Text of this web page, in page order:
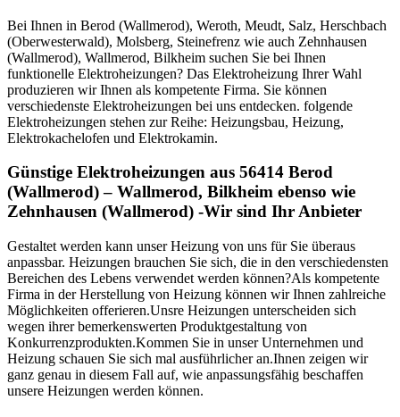
Bei Ihnen in Berod (Wallmerod), Weroth, Meudt, Salz, Herschbach
(Oberwesterwald), Molsberg, Steinefrenz wie auch Zehnhausen
(Wallmerod), Wallmerod, Bilkheim suchen Sie bei Ihnen
funktionelle Elektroheizungen? Das Elektroheizung Ihrer Wahl
produzieren wir Ihnen als kompetente Firma. Sie können
verschiedenste Elektroheizungen bei uns entdecken. folgende
Elektroheizungen stehen zur Reihe: Heizungsbau, Heizung,
Elektrokachelofen und Elektrokamin.
Günstige Elektroheizungen aus 56414 Berod
(Wallmerod) – Wallmerod, Bilkheim ebenso wie
Zehnhausen (Wallmerod) -Wir sind Ihr Anbieter
Gestaltet werden kann unser Heizung von uns für Sie überaus
anpassbar. Heizungen brauchen Sie sich, die in den verschiedensten
Bereichen des Lebens verwendet werden können?Als kompetente
Firma in der Herstellung von Heizung können wir Ihnen zahlreiche
Möglichkeiten offerieren.Unsre Heizungen unterscheiden sich
wegen ihrer bemerkenswerten Produktgestaltung von
Konkurrenzprodukten.Kommen Sie in unser Unternehmen und
Heizung schauen Sie sich mal ausführlicher an.Ihnen zeigen wir
ganz genau in diesem Fall auf, wie anpassungsfähig beschaffen
unsere Heizungen werden können.